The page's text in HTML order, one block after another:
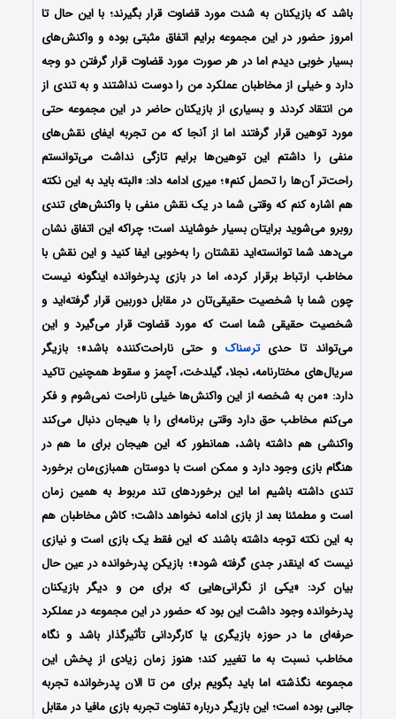
باشد که بازیکنان به شدت مورد قضاوت قرار بگیرند؛ با این حال تا
امروز حضور در این مجموعه برایم اتفاق مثبتی بوده و واکنش‌های
بسیار خوبی دیدم اما در هر صورت مورد قضاوت قرار گرفتن دو وجه
دارد و خیلی از مخاطبان عملکرد من را دوست نداشتند و به تندی از
من انتقاد کردند و بسیاری از بازیکنان حاضر در این مجموعه حتی
مورد توهین قرار گرفتند اما از آنجا که من تجربه ایفای نقش‌های
منفی را داشتم این توهین‌ها برایم تازگی نداشت می‌توانستم
راحت‌تر آن‌ها را تحمل کنم»؛ میری ادامه داد: «البته باید به این نکته
هم اشاره کنم که وقتی شما در یک نقش منفی با واکنش‌های تندی
روبرو می‌شوید برایتان بسیار خوشایند است؛ چراکه این اتفاق نشان
می‌دهد شما توانسته‌اید نقشتان را به‌خوبی ایفا کنید و این نقش با
مخاطب ارتباط برقرار کرده، اما در بازی پدرخوانده اینگونه نیست
چون شما با شخصیت حقیقی‌تان در مقابل دوربین قرار گرفته‌اید و
شخصیت حقیقی شما است که مورد قضاوت قرار می‌گیرد و این
می‌تواند تا حدیترسناک و حتی ناراحت‌کننده باشد»؛ بازیگر
سریال‌های مختارنامه، نجلا، گیلدخت، آچمز و سقوط همچنین تاکید
دارد: «من به شخصه از این واکنش‌ها خیلی ناراحت نمی‌شوم و فکر
می‌کنم مخاطب حق دارد وقتی برنامه‌ای را با هیجان دنبال می‌کند
واکنشی هم داشته باشد، همانطور که این هیجان برای ما هم در
هنگام بازی وجود دارد و ممکن است با دوستان همبازی‌مان برخورد
تندی داشته باشیم اما این برخوردهای تند مربوط به همین زمان
است و مطمئنا بعد از بازی ادامه نخواهد داشت؛ کاش مخاطبان هم
به این نکته توجه داشته باشند که این فقط یک بازی است و نیازی
نیست که اینقدر جدی گرفته شود»؛ بازیکن پدرخوانده در عین حال
بیان کرد: «یکی از نگرانی‌هایی که برای من و دیگر بازیکنان
پدرخوانده وجود داشت این بود که حضور در این مجموعه در عملکرد
حرفه‌ای ما در حوزه بازیگری یا کارگردانی تأثیرگذار باشد و نگاه
مخاطب نسبت به ما تغییر کند؛ هنوز زمان زیادی از پخش این
مجموعه نگذشته اما باید بگویم برای من تا الان پدرخوانده تجربه
جالبی بوده است؛ این بازیگر درباره تفاوت تجربه بازی مافیا در مقابل